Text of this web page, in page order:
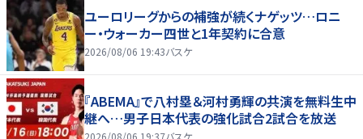
ユーロリーグからの補強が続くナゲッツ…ロニ
ー・ウォーカー四世と1年契約に合意
2026/08/06 19:43バスケ
『ABEMA』で八村塁＆河村勇輝の共演を無料生中
継へ…男子日本代表の強化試合2試合を放送